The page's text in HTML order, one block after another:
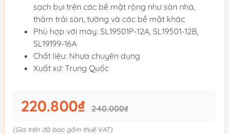
sạch bụi trên các bề mặt rộng như sàn nhà,
thảm trải sàn, tường và các bề mặt khác
Phù hợp với máy: SL19501P-12A, SL19501-12B,
SL19199-16A
Chất liệu: Nhựa chuyên dụng
Xuất xứ: Trung Quốc
220.800₫ 240.000₫
(Giá trên đã bao gồm thuế VAT)